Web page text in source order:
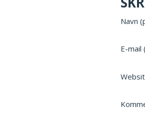
Navn
E-